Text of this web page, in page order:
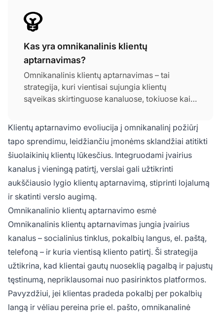
Kas yra omnikanalinis klientų
aptarnavimas?
Omnikanalinis klientų aptarnavimas – tai
strategija, kuri vientisai sujungia klientų
sąveikas skirtinguose kanaluose, tokiuose kaip
socialinė žiniasklaida. Ji užtikrina, kad klientai
gautų nuoseklią pagalbą ir patirtų tęstinumą,
nepriklausomai nuo to, kurią platformą jie
pasirenka bendrauti su jūsų verslu.
Klientų aptarnavimo evoliucija į omnikanalinį požiūrį
tapo sprendimu, leidžiančiu įmonėms sklandžiai atitikti
šiuolaikinių klientų lūkesčius. Integruodami įvairius
kanalus į vieningą patirtį, verslai gali užtikrinti
aukščiausio lygio klientų aptarnavimą, stiprinti lojalumą
ir skatinti verslo augimą.
Omnikanalinio klientų aptarnavimo esmė
Omnikanalinis klientų aptarnavimas jungia įvairius
kanalus – socialinius tinklus, pokalbių langus, el. paštą,
telefoną – ir kuria vientisą kliento patirtį. Ši strategija
užtikrina, kad klientai gautų nuoseklią pagalbą ir pajustų
tęstinumą, nepriklausomai nuo pasirinktos platformos.
Pavyzdžiui, jei klientas pradeda pokalbį per pokalbių
langą ir vėliau pereina prie el. pašto, omnikanalinė